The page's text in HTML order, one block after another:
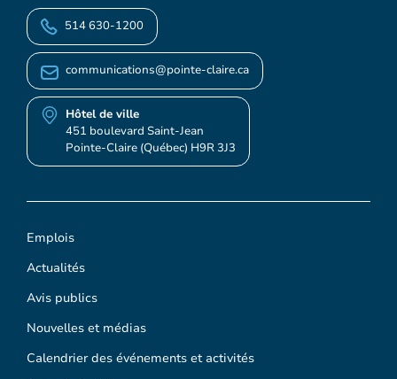
Emplois
Actualités
Avis publics
Nouvelles et médias
Calendrier des événements et activités
514 630-1200
communications@pointe-claire.ca
Hôtel de ville
451 boulevard Saint-Jean
Pointe-Claire (Québec) H9R 3J3